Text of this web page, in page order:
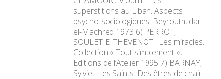
superstitions au Liban. Aspects
psycho-sociologiques. Beyrouth, dar
el-Machreq 1973 6) PERROT,
SOULETIE, THEVENOT : Les miracles.
Collection « Tout simplement »,
Editions de l’Atelier 1995 7) BARNAY,
Sylvie : Les Saints. Des êtres de chair